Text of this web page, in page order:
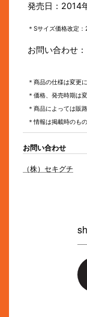
発売日：2014
＊Sサイズ価格改定
お問い合わせ：
＊商品の仕様は変更
＊価格、発売時期は
＊商品によっては販
＊情報は掲載時のもの
お問い合わせ
（株）セキグチ